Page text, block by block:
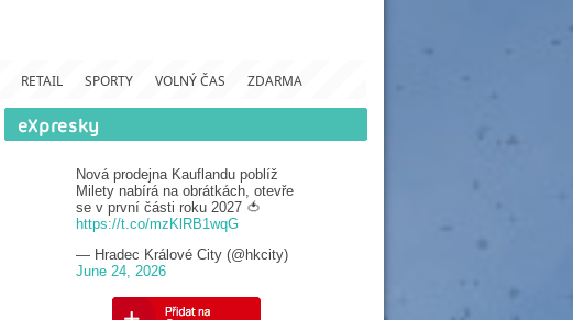
RETAIL SPORTY VOLNÝ ČAS ZDARMA
Nová prodejna Kauflandu poblíž
Milety nabírá na obrátkách, otevře
se v první části roku 2027 🍅
https://t.co/mzKlRB1wqG
— Hradec Králové City (@hkcity)
June 24, 2026